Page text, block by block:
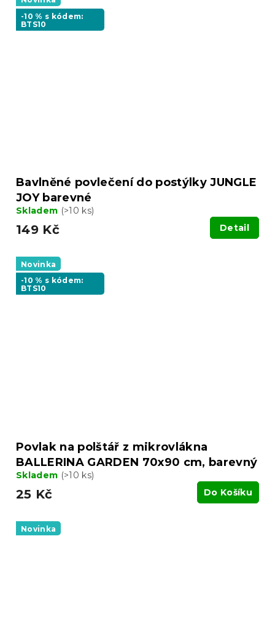
-10 % s kódem:
BTS10
Bavlněné povlečení do postýlky JUNGLE
JOY barevné
Skladem (>10 ks)
149 Kč Detail
Novinka
-10 % s kódem:
BTS10
Povlak na polštář z mikrovlákna
BALLERINA GARDEN 70x90 cm, barevný
Skladem (>10 ks)
25 Kč Do Košíku
Novinka